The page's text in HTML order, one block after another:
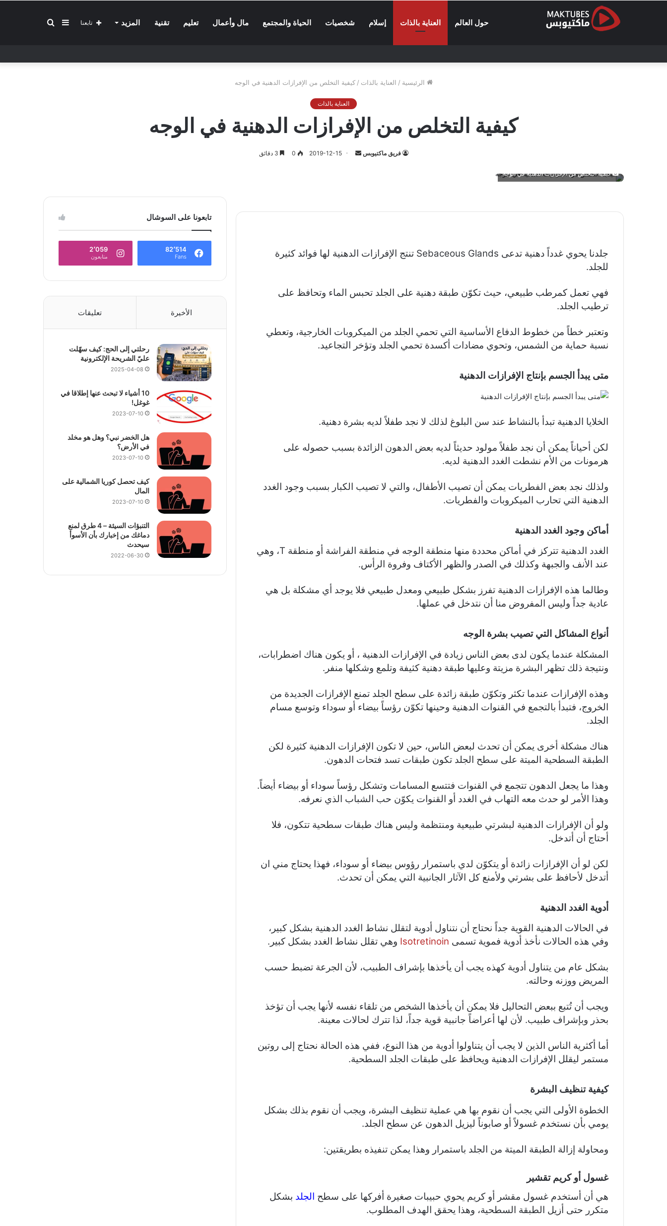
حول العالم العناية بالذات إسلام شخصيات الحياة والمجتمع مال وأعمال تعليم تقنية المزيد بحثإضافة تابعنا
الرئيسية / العناية بالذات / كيفية التخلص من الإفرازات الدهنية في الوجه
العناية بالذات
كيفية التخلص من الإفرازات الدهنية في الوجه
فريق ماكتيوبس
أرسل2019-12-15
0
كيفية التخلص من الإفرازات الدهنية في الوجه
جلدنا يحوي غدداً دهنية تدعى Sebaceous Glands تنتج الإفرازات الدهنية لها فوائد كثيرة
للجلد.
فهي تعمل كمرطب طبيعي، حيث تكوّن طبقة دهنية على الجلد تحبس الماء وتحافظ على
ترطيب الجلد.
وتعتبر خطاً من خطوط الدفاع الأساسية التي تحمي الجلد من الميكروبات الخارجية، وتعطي
نسبة حماية من الشمس، وتحوي مضادات أكسدة تحمي الجلد وتؤخر التجاعيد.
متى يبدأ الجسم بإنتاج الإفرازات الدهنية
الخلايا الدهنية تبدأ بالنشاط عند سن البلوغ لذلك لا نجد طفلاً لديه بشرة دهنية.
لكن أحياناً يمكن أن نجد طفلاً مولود حديثاً لديه بعض الدهون الزائدة بسبب حصوله على
هرمونات من الأم نشطت الغدد الدهنية لديه.
ولذلك نجد بعض الفطريات يمكن أن تصيب الأطفال، والتي لا تصيب الكبار بسبب وجود الغدد
الدهنية التي تحارب الميكروبات والفطريات.
أماكن وجود الغدد الدهنية
الغدد الدهنية تتركز في أماكن محددة منها منطقة الوجه في منطقة الفراشة أو منطقة T، وهي
عند الأنف والجبهة وكذلك في الصدر والظهر الأكتاف وفروة الرأس.
وطالما هذه الإفرازات الدهنية تفرز بشكل طبيعي ومعدل طبيعي فلا يوجد أي مشكلة بل هي
عادية جداً وليس المفروض منا أن نتدخل في عملها.
أنواع المشاكل التي تصيب بشرة الوجه
المشكلة عندما يكون لدى بعض الناس زيادة في الإفرازات الدهنية ، أو يكون هناك اضطرابات،
ونتيجة ذلك تظهر البشرة مزيتة وعليها طبقة دهنية كثيفة وتلمع وشكلها منفر.
وهذه الإفرازات عندما تكثر وتكوّن طبقة زائدة على سطح الجلد تمنع الإفرازات الجديدة من
الخروج، فتبدأ بالتجمع في القنوات الدهنية وحينها تكوّن رؤساً بيضاء أو سوداء وتوسع مسام
الجلد.
هناك مشكلة أخرى يمكن أن تحدث لبعض الناس، حين لا تكون الإفرازات الدهنية كثيرة لكن
الطبقة السطحية الميتة على سطح الجلد تكون طبقات تسد فتحات الدهون.
وهذا ما يجعل الدهون تتجمع في القنوات فتتسع المسامات وتشكل رؤساً سوداء أو بيضاء أيضاً.
وهذا الأمر لو حدث معه التهاب في الغدد أو القنوات يكوّن حب الشباب الذي نعرفه.
ولو أن الإفرازات الدهنية لبشرتي طبيعية ومنتظمة وليس هناك طبقات سطحية تتكون، فلا
أحتاج أن أتدخل.
لكن لو أن الإفرازات زائدة أو يتكوّن لدي باستمرار رؤوس بيضاء أو سوداء، فهذا يحتاج مني ان
أتدخل لأحافظ على بشرتي ولأمنع كل الآثار الجانبية التي يمكن أن تحدث.
أدوية الغدد الدهنية
في الحالات الدهنية القوية جداً نحتاج أن نتناول أدوية لتقلل نشاط الغدد الدهنية بشكل كبير،
وفي هذه الحالات نأخذ أدوية فموية تسمى Isotretinoin وهي تقلل نشاط الغدد بشكل كبير.
بشكل عام من يتناول أدوية كهذه يجب أن يأخذها بإشراف الطبيب، لأن الجرعة تضبط حسب
المريض ووزنه وحالته.
ويجب أن تُتبع ببعض التحاليل فلا يمكن أن يأخذها الشخص من تلقاء نفسه لأنها يجب أن تؤخذ
بحذر وبإشراف طبيب. لأن لها أعراضاً جانبية قوية جداً، لذا تترك لحالات معينة.
أما أكثرية الناس الذين لا يجب أن يتناولوا أدوية من هذا النوع، ففي هذه الحالة نحتاج إلى روتين
مستمر ليقلل الإفرازات الدهنية ويحافظ على طبقات الجلد السطحية.
كيفية تنظيف البشرة
الخطوة الأولى التي يجب أن نقوم بها هي عملية تنظيف البشرة، ويجب أن نقوم بذلك بشكل
يومي بأن نستخدم غسولاً أو صابوناً ليزيل الدهون عن سطح الجلد.
ومحاولة إزالة الطبقة الميتة من الجلد باستمرار وهذا يمكن تنفيذه بطريقتين:
غسول أو كريم تقشير
هي أن أستخدم غسول مقشر أو كريم يحوي حبيبات صغيرة أفركها على سطح الجلد بشكل
متكرر حتى أزيل الطبقة السطحية، وهذا يحقق الهدف المطلوب.
تابعونا على السوشال
82٬514
Fans
2٬059
متابعون
الأخيرة تعليقات
رحلتي إلى الحج: كيف سهّلت
عليّ الشريحة الإلكترونية
2025-04-08
10 أشياء لا تبحث عنها إطلاقا في
غوغل!
2023-07-10
هل الخضر نبي؟ وهل هو مخلد
في الأرض؟
2023-07-10
كيف تحصل كوريا الشمالية على
المال
2023-07-10
التنبؤات السيئة – 4 طرق لمنع
دماغك من إخبارك بأن الأسوأ
سيحدث
2022-06-30